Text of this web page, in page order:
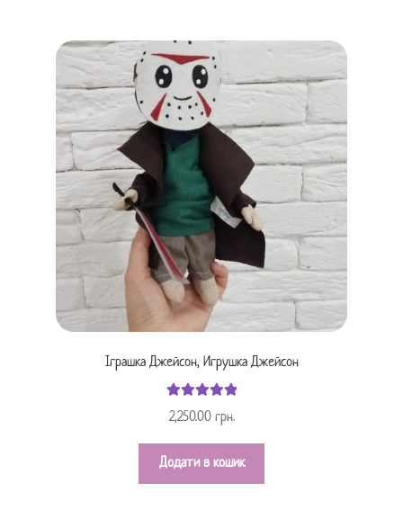
Іграшка Джейсон, Игрушка Джейсон
Оцінено в
з 5
2,250.00 грн.
Додати в кошик